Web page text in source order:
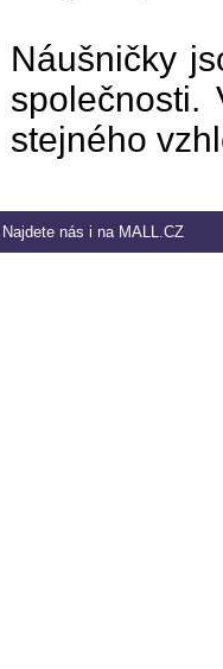
Náušničky
stejného
. Najdete nás i na MALL.CZ